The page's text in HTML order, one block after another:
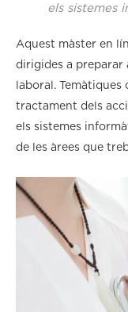
els sistemes
Aquest màster en
dirigides a preparar
laboral. Temàtiques
tractament dels
els sistemes
de les àrees que